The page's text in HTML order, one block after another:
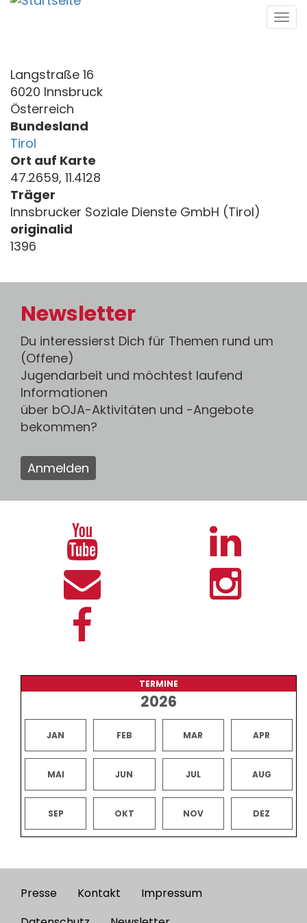
Direkt
Langstraße 16
6020 Innsbruck
Österreich
Bundesland
Tirol
Ort auf Karte
47.2659, 11.4128
Träger
Innsbrucker Soziale Dienste GmbH (Tirol)
originalid
1396
Newsletter
Du interessierst Dich für Themen rund um
(Offene)
Jugendarbeit und möchtest laufend
Informationen
über bOJA-Aktivitäten und -Angebote
bekommen?
Anmelden
TERMINE
2026
JAN FEB MAR APR
MAI JUN JUL AUG
SEP OKT NOV DEZ
Footer
Presse Kontakt
Impressum